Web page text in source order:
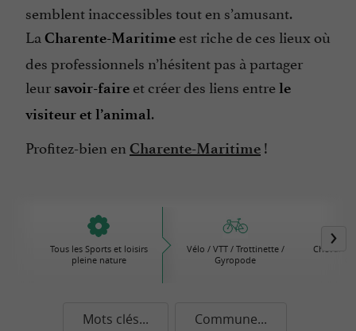
semblent inaccessibles tout en s’amusant.
La Charente-Maritime est riche de ces lieux où
des professionnels n’hésitent pas à partager
leur savoir-faire et créer des liens entrele
visiteur et l’animal.
Profitez-bien en Charente-Maritime !
Tous les Sports et loisirs
pleine nature
Vélo / VTT / Trottinette /
Gyropode
Cheval /
Mots clés... Commune...